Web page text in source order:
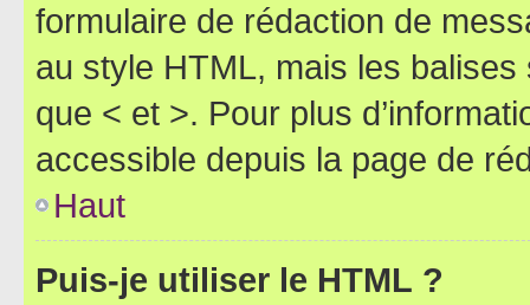
formulaire de rédaction de
au style HTML, mais les
que < et >. Pour plus
accessible depuis la page de
Haut
Puis-je utiliser le HTML ?